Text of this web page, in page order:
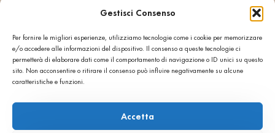
Gestisci Consenso
Per fornire le migliori esperienze, utilizziamo tecnologie come i cookie per memorizzare
e/o accedere alle informazioni del dispositivo. Il consenso a queste tecnologie ci
permetterà di elaborare dati come il comportamento di navigazione o ID unici su questo
sito. Non acconsentire o ritirare il consenso può influire negativamente su alcune
caratteristiche e funzioni.
Accetta
une surface élégante et dynamique, idéale
comme revêtement pour les bureaux modernes.
Au-delà de l’impact esthétique, le terrazzo
Agglotech garantit unerésistance élevée,
une facilité d’entretien et une
durabilité prolongée
fondamentales pour les surfaces soumises à une
utilisation quotidienne intensive. Un matériau qui
unit tradition et innovation, contribuant à donner